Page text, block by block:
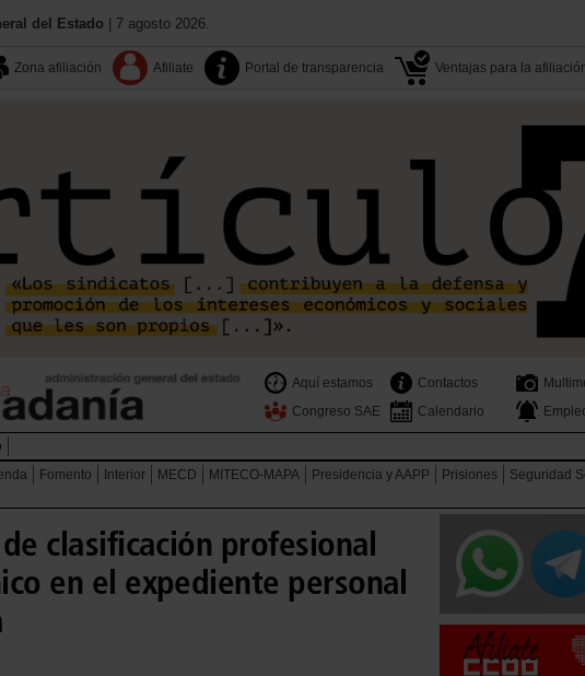
del Estado | 7 agosto 2026.
Zona afiliación Afiliate Portal de transparencia Ventajas para la
Aquí estamos Contactos
Congreso SAE
Calendario
Fomento Interior MECD MITECO-MAPA Presidencia y AAPP Prisiones Seguridad
clasificación profesional
en el expediente personal